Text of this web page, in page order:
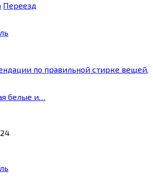
Переезд
по правильной стирке вещей,
белые и…